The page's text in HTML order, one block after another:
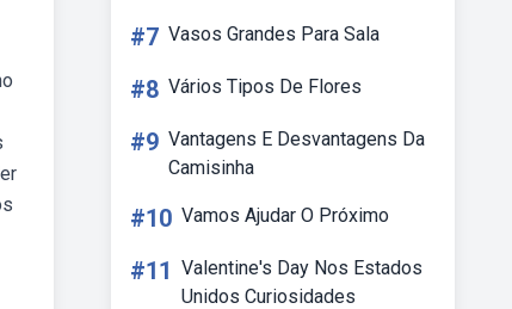
#7 Vasos Grandes Para Sala
#8 Vários Tipos De Flores
#9 Vantagens E Desvantagens Da
Camisinha
#10 Vamos Ajudar O Próximo
#11 Valentine's Day Nos Estados
Unidos Curiosidades